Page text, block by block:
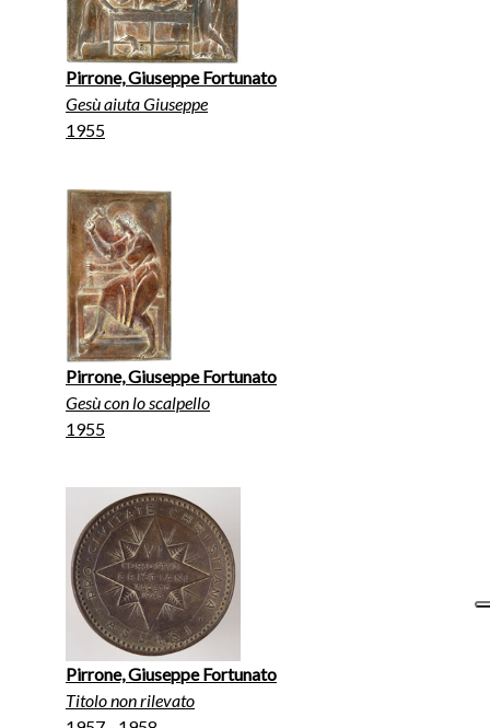
Pirrone, Giuseppe Fortunato
Gesù aiuta Giuseppe
1955
Pirrone, Giuseppe Fortunato
Gesù con lo scalpello
1955
Pirrone, Giuseppe Fortunato
Titolo non rilevato